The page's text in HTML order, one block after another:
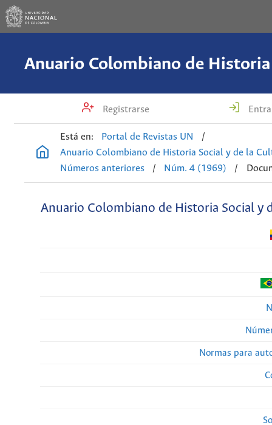
Registrarse
Está en: Portal de Revistas UN
/
Anuario Colombiano de Historia Social y de la
Números anteriores
/ Núm. 4 (1969) /
Anuario Colombiano de Historia Social y
Normas para